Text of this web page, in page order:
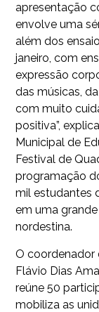
apresentação
envolve uma
além dos
janeiro, com
expressão
das músicas,
com muito
positiva”,
Municipal de
Festival de
programação
mil estudantes
em uma
nordestina.
O coordenador
Flávio Dias
reúne 50
mobiliza as